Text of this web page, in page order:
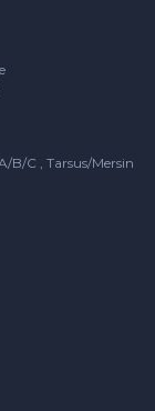
B/C , Tarsus/Mersin